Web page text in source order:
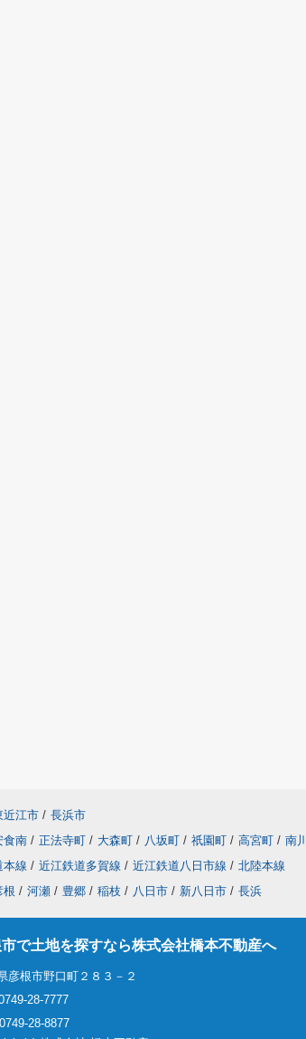
近江市 / 長浜市
食南 / 正法寺町 / 大森町 / 八坂町 / 祇園町 / 高宮町 / 南
本線 / 近江鉄道多賀線 / 近江鉄道八日市線 / 北陸本線
根 / 河瀬 / 豊郷 / 稲枝 / 八日市 / 新八日市 / 長浜
で土地を探すなら株式会社橋本不動産へ
彦根市野口町２８３－２
28-7777
28-8877